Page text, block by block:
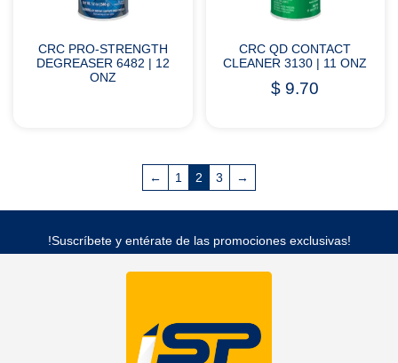
CRC PRO-STRENGTH
DEGREASER 6482 | 12
ONZ
CRC QD CONTACT
CLEANER 3130 | 11 ONZ
$ 9.70
← 1 2 3 →
!Suscríbete y entérate de las promociones exclusivas!